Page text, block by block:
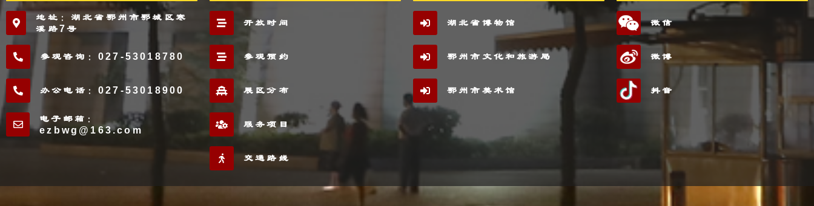
地址：湖北省鄂州市鄂城区寒
溪路7号
参观咨询：027-53018780
办公电话：027-53018900
电子邮箱：
ezbwg@163.com
开放时间
参观预约
展区分布
服务项目
交通路线
湖北省博物馆
鄂州市文化和旅游局
鄂州市美术馆
微信
微博
抖音